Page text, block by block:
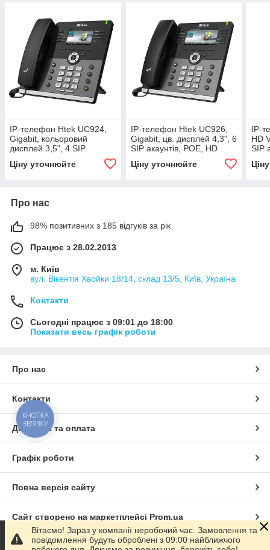
IP-телефон Htek UC924,
Gigabit, кольоровий
дисплей 3,5", 4 SIP
Ціну уточнюйте
IP-телефон Htek UC926,
Gigabit, цв. дисплей 4,3", 6
SIP акаунтів, POE, HD
Ціну уточнюйте
IP-
HD
SIP
Про нас
98% позитивних з 185 відгуків за рік
Працює з 28.02.2013
м. Київ
вул. Вікентія Хвойки 18/14, склад 13/5, Київ, Україна
Контакти
Сьогодні працює з 09:01 до 18:00
Показати весь графік роботи
Про нас
Контакти
Доставка та оплата
Графік роботи
Повна версія сайту
Сайт створено на маркетплейсі Prom.ua
Політика конфіденційності
Вітаємо! Зараз у компанії неробочий час. Замовлення та
повідомлення будуть оброблені з 09:00 найближчого
КНОПКА
ЗВ'ЯЗКУ